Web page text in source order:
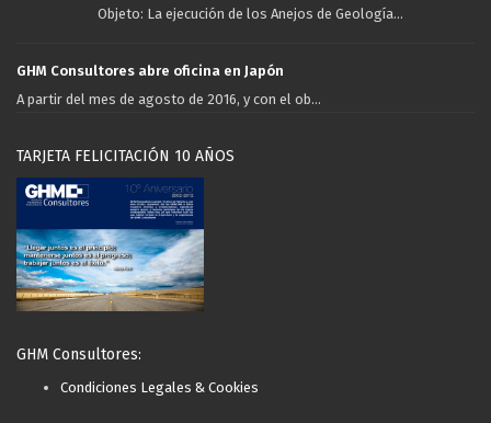
Objeto: La ejecución de los Anejos de Geología...
GHM Consultores abre oficina en Japón
A partir del mes de agosto de 2016, y con el ob...
TARJETA FELICITACIÓN 10 AÑOS
GHM Consultores:
Condiciones Legales & Cookies